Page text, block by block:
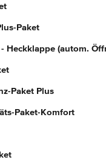
Paket
- Heckklappe (autom.
Paket Plus
Paket-Komfort